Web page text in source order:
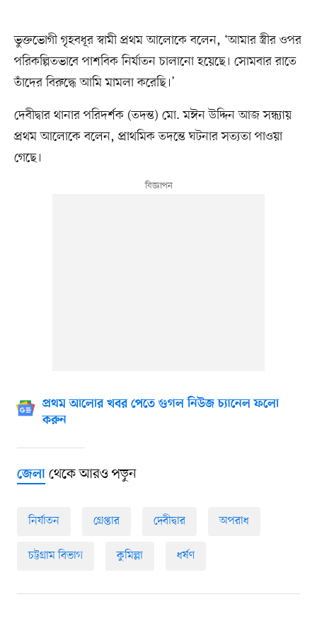
ভুক্তভোগী গৃহবধূর স্বামী প্রথম আলোকে বলেন, ‘আমার স্ত্রীর ওপর
পরিকল্পিতভাবে পাশবিক নির্যাতন চালানো হয়েছে। সোমবার রাতে
তাঁদের বিরুদ্ধে আমি মামলা করেছি।’
দেবীদ্বার থানার পরিদর্শক (তদন্ত) মো. মঈন উদ্দিন আজ সন্ধ্যায়
প্রথম আলোকে বলেন, প্রাথমিক তদন্তে ঘটনার সত্যতা পাওয়া
গেছে।
প্রথম আলোর খবর পেতে গুগল নিউজ চ্যানেল ফলো
করুন
জেলাথেকে আরও পড়ুন
নির্যাতন গ্রেপ্তার দেবীদ্বার অপরাধ
চট্টগ্রাম বিভাগ কুমিল্লা ধর্ষণ